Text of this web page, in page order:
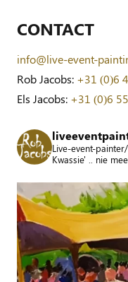
CONTACT
info@live-event-
Rob Jacobs: +31 (0)6
Els Jacobs: +31 (0)6
Live-event-
Kwassie' .. nie